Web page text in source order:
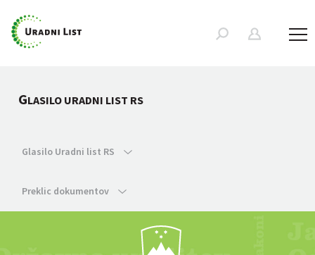
GLASILO URADNI LIST RS
Glasilo Uradni list RS
Preklic dokumentov